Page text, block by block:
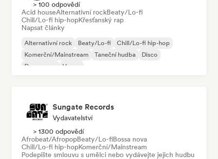
> 100 odpovědí
Acid houseAlternativní rockBeaty/Lo-fi
Chill/Lo-fi hip-hopKřesťanský rap
Napsat články
Alternativní rock Beaty/Lo-fi
Chill/Lo-fi hip-hop
Komerční/Mainstream
Taneční hudba
Disco
Dream pop
House
Sungate Records
Vydavatelství
> 1300 odpovědí
Afrobeat/AfropopBeaty/Lo-fiBossa nova
Chill/Lo-fi hip-hopKomerční/Mainstream
Podepište smlouvu s umělci nebo vydávejte jejich hudbu